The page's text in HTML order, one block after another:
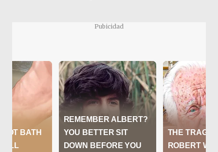
Pubicidad